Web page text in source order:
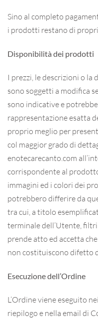
Sino al completo
i prodotti restano di
Disponibilità dei prodotti
I prezzi, le descrizioni o
sono soggetti a modifica
sono indicative e
rappresentazione esatta
proprio meglio per
col maggior grado di
enotecarecanto.com
corrispondente al
immagini ed i colori dei
potrebbero differire da
tra cui, a titolo
terminale dell’Utente,
prende atto ed accetta
non costituiscono difetto
Esecuzione dell’Ordine
L’Ordine viene eseguito
riepilogo e nella email di